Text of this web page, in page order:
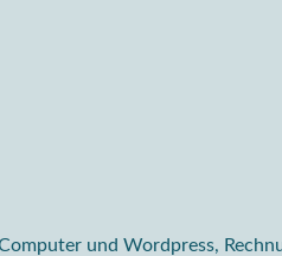
und Wordpress,